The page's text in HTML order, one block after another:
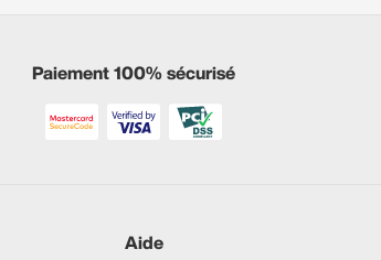
Paiement 100% sécurisé
Aide